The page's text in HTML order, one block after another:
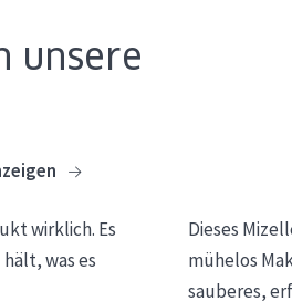
unsere
wirklich. Es
was es
Dieses
mühelos
sauberes,